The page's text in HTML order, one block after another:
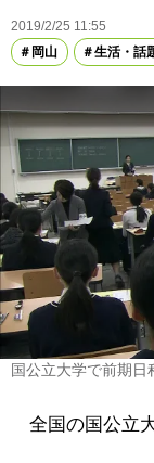
2019/2/25 11:55
岡山
生活・話
国公立大学で前期
全国の国公立